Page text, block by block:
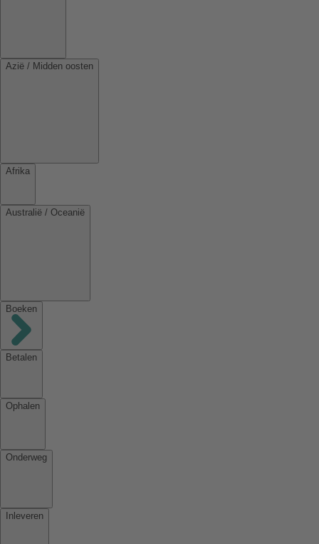
Azië / Midden oosten
Afrika
Australië / Oceanië
Boeken
Betalen
Ophalen
Onderweg
Inleveren